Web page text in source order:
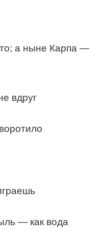
а ныне Карпа —
вдруг
— как вода